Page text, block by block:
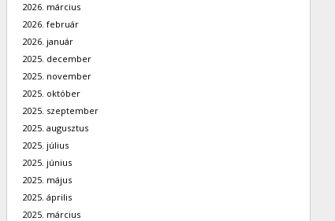
2026. március
2026. február
2026. január
2025. december
2025. november
2025. október
2025. szeptember
2025. augusztus
2025. július
2025. június
2025. május
2025. április
2025. március